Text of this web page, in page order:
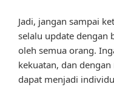
Jadi, jangan sampai
selalu update dengan
oleh semua orang.
kekuatan, dan
dapat menjadi